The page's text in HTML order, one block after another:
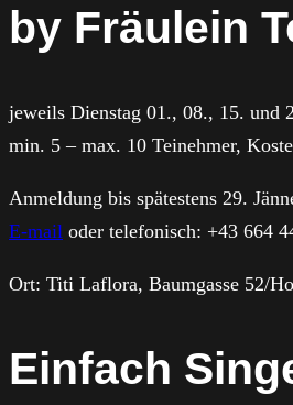
by Fräulein
jeweils Dienstag 01., 08., 15. und
min. 5 – max. 10 Teinehmer,
Anmeldung bis spätestens 29.
E-mail oder telefonisch: +43 664
Ort: Titi Laflora, Baumgasse 52/
Einfach